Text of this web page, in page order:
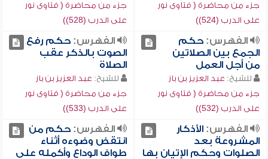
جزء من محاضرة ( فتاوى نور
على الدرب (524))
جزء من محاضرة ( فتاوى نور
على الدرب (528))
الفهرس:حكم
الجمع بين الصلاتين
من أجل العمل
للشيخ: عبد العزيز بن باز
جزء من محاضرة ( فتاوى نور
على الدرب (532))
الفهرس:حكم رفع
الصوت بالذكر عقب
الصلاة
للشيخ: عبد العزيز بن باز
جزء من محاضرة ( فتاوى نور
على الدرب (533))
الفهرس:الأذكار
المشروعة بعد
الصلوات وحكم الإتيان بها
الفهرس:حكم من
انتقض وضوءه أثناء
طواف الوداع وأكمله على